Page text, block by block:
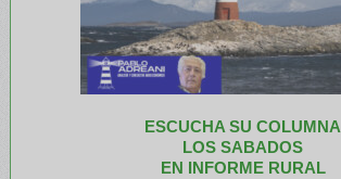
ESCUCHA SU COLUMNA
LOS SABADOS
EN INFORME RURAL